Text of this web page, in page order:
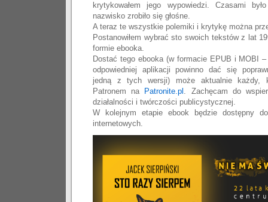
krytykowałem jego wypowiedzi. Czasami
nazwisko zrobiło się głośne.
A teraz te wszystkie polemiki i krytykę można
Postanowiłem wybrać sto swoich tekstów z lat
formie ebooka.
Dostać tego ebooka (w formacie EPUB i MOBI
odpowiedniej aplikacji powinno dać się
jedną z tych wersji) może aktualnie każdy,
Patronem na Patronite.pl . Zachęcam do
działalności i twórczości publicystycznej.
W kolejnym etapie ebook będzie dostępny
internetowych.